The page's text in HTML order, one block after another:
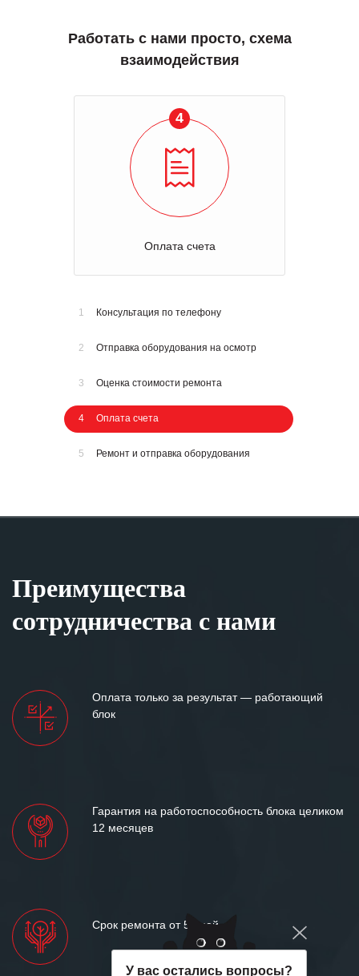
Работать с нами просто, схема
взаимодействия
4
Оплата счета
1 Консультация по телефону
2 Отправка оборудования на осмотр
3 Оценка стоимости ремонта
4 Оплата счета
5 Ремонт и отправка оборудования
Преимущества
сотрудничества с нами
Оплата только за результат — работающий
блок
Гарантия на работоспособность блока целиком
12 месяцев
Срок ремонта от 5 дней
У вас остались вопросы?